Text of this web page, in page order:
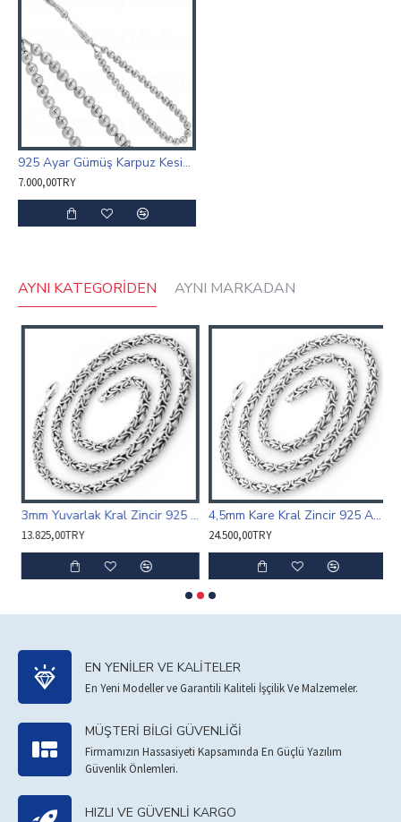
925 Ayar Gümüş Karpuz Kesim Taneli Tesbih
7.000,00TRY
AYNI KATEGORIDEN AYNI MARKADAN
3mm Yuvarlak Kral Zincir 925 Ayar Gümüş
13.825,00TRY
4,5mm Kare Kral Zincir 925 Ayar Gümüş
24.500,00TRY
EN YENILER VE KALITELER
En Yeni Modeller ve Garantili Kaliteli İşçilik Ve Malzemeler.
MÜŞTERI BILGI GÜVENLIĞI
Firmamızın Hassasiyeti Kapsamında En Güçlü Yazılım
Güvenlik Önlemleri.
HIZLI VE GÜVENLI KARGO